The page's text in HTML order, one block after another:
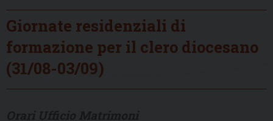
Giornate residenziali di
formazione per il clero diocesano
(31/08-03/09)